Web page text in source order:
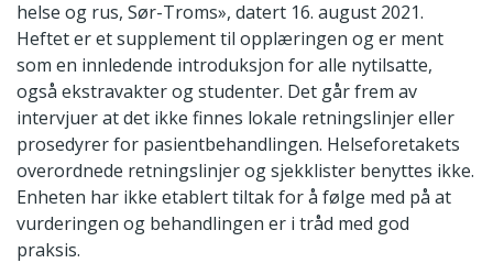
helse og rus, Sør-Troms», datert 16. august 2021.
Heftet er et supplement til opplæringen og er ment
som en innledende introduksjon for alle nytilsatte,
også ekstravakter og studenter. Det går frem av
intervjuer at det ikke finnes lokale retningslinjer eller
prosedyrer for pasientbehandlingen. Helseforetakets
overordnede retningslinjer og sjekklister benyttes ikke.
Enheten har ikke etablert tiltak for å følge med på at
vurderingen og behandlingen er i tråd med god
praksis.